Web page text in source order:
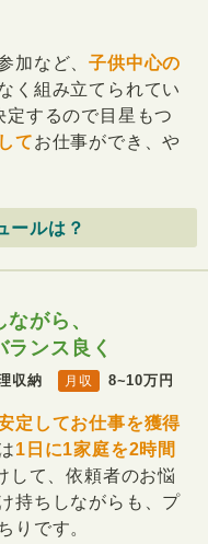
加など、子供中心の
く組み立てられてい
定するので目星もつ
てお仕事ができ、や
ールは？
がら、
ンス良く
収納 月収 8~10万円
定してお仕事を獲得
1日に1家庭を2時間
して、依頼者のお悩
持ちしながらも、プ
りです。